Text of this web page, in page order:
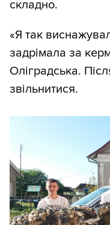
складно.
«Я так
задрімала за
Оліградська.
звільнитися.